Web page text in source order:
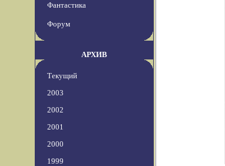
Фантастика
Форум
АРХИВ
Текущий
2003
2002
2001
2000
1999